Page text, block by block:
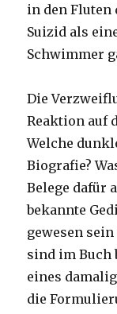
in den Fluten
Suizid als
Schwimmer
Die
Reaktion auf
Welche
Biografie?
Belege dafür
bekannte
gewesen
sind im Buch
eines
die